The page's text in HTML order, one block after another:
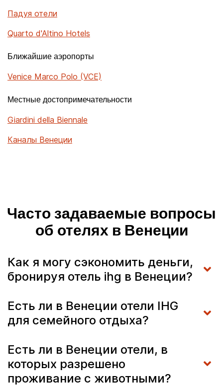
Падуя отели
Quarto d'Altino Hotels
Ближайшие аэропорты
Venice Marco Polo (VCE)
Местные достопримечательности
Giardini della Biennale
Каналы Венеции
Часто задаваемые вопросы
об отелях в Венеции
Как я могу сэкономить деньги,
бронируя отель ihg в Венеции?
Есть ли в Венеции отели IHG
для семейного отдыха?
Есть ли в Венеции отели, в
которых разрешено
проживание с животными?